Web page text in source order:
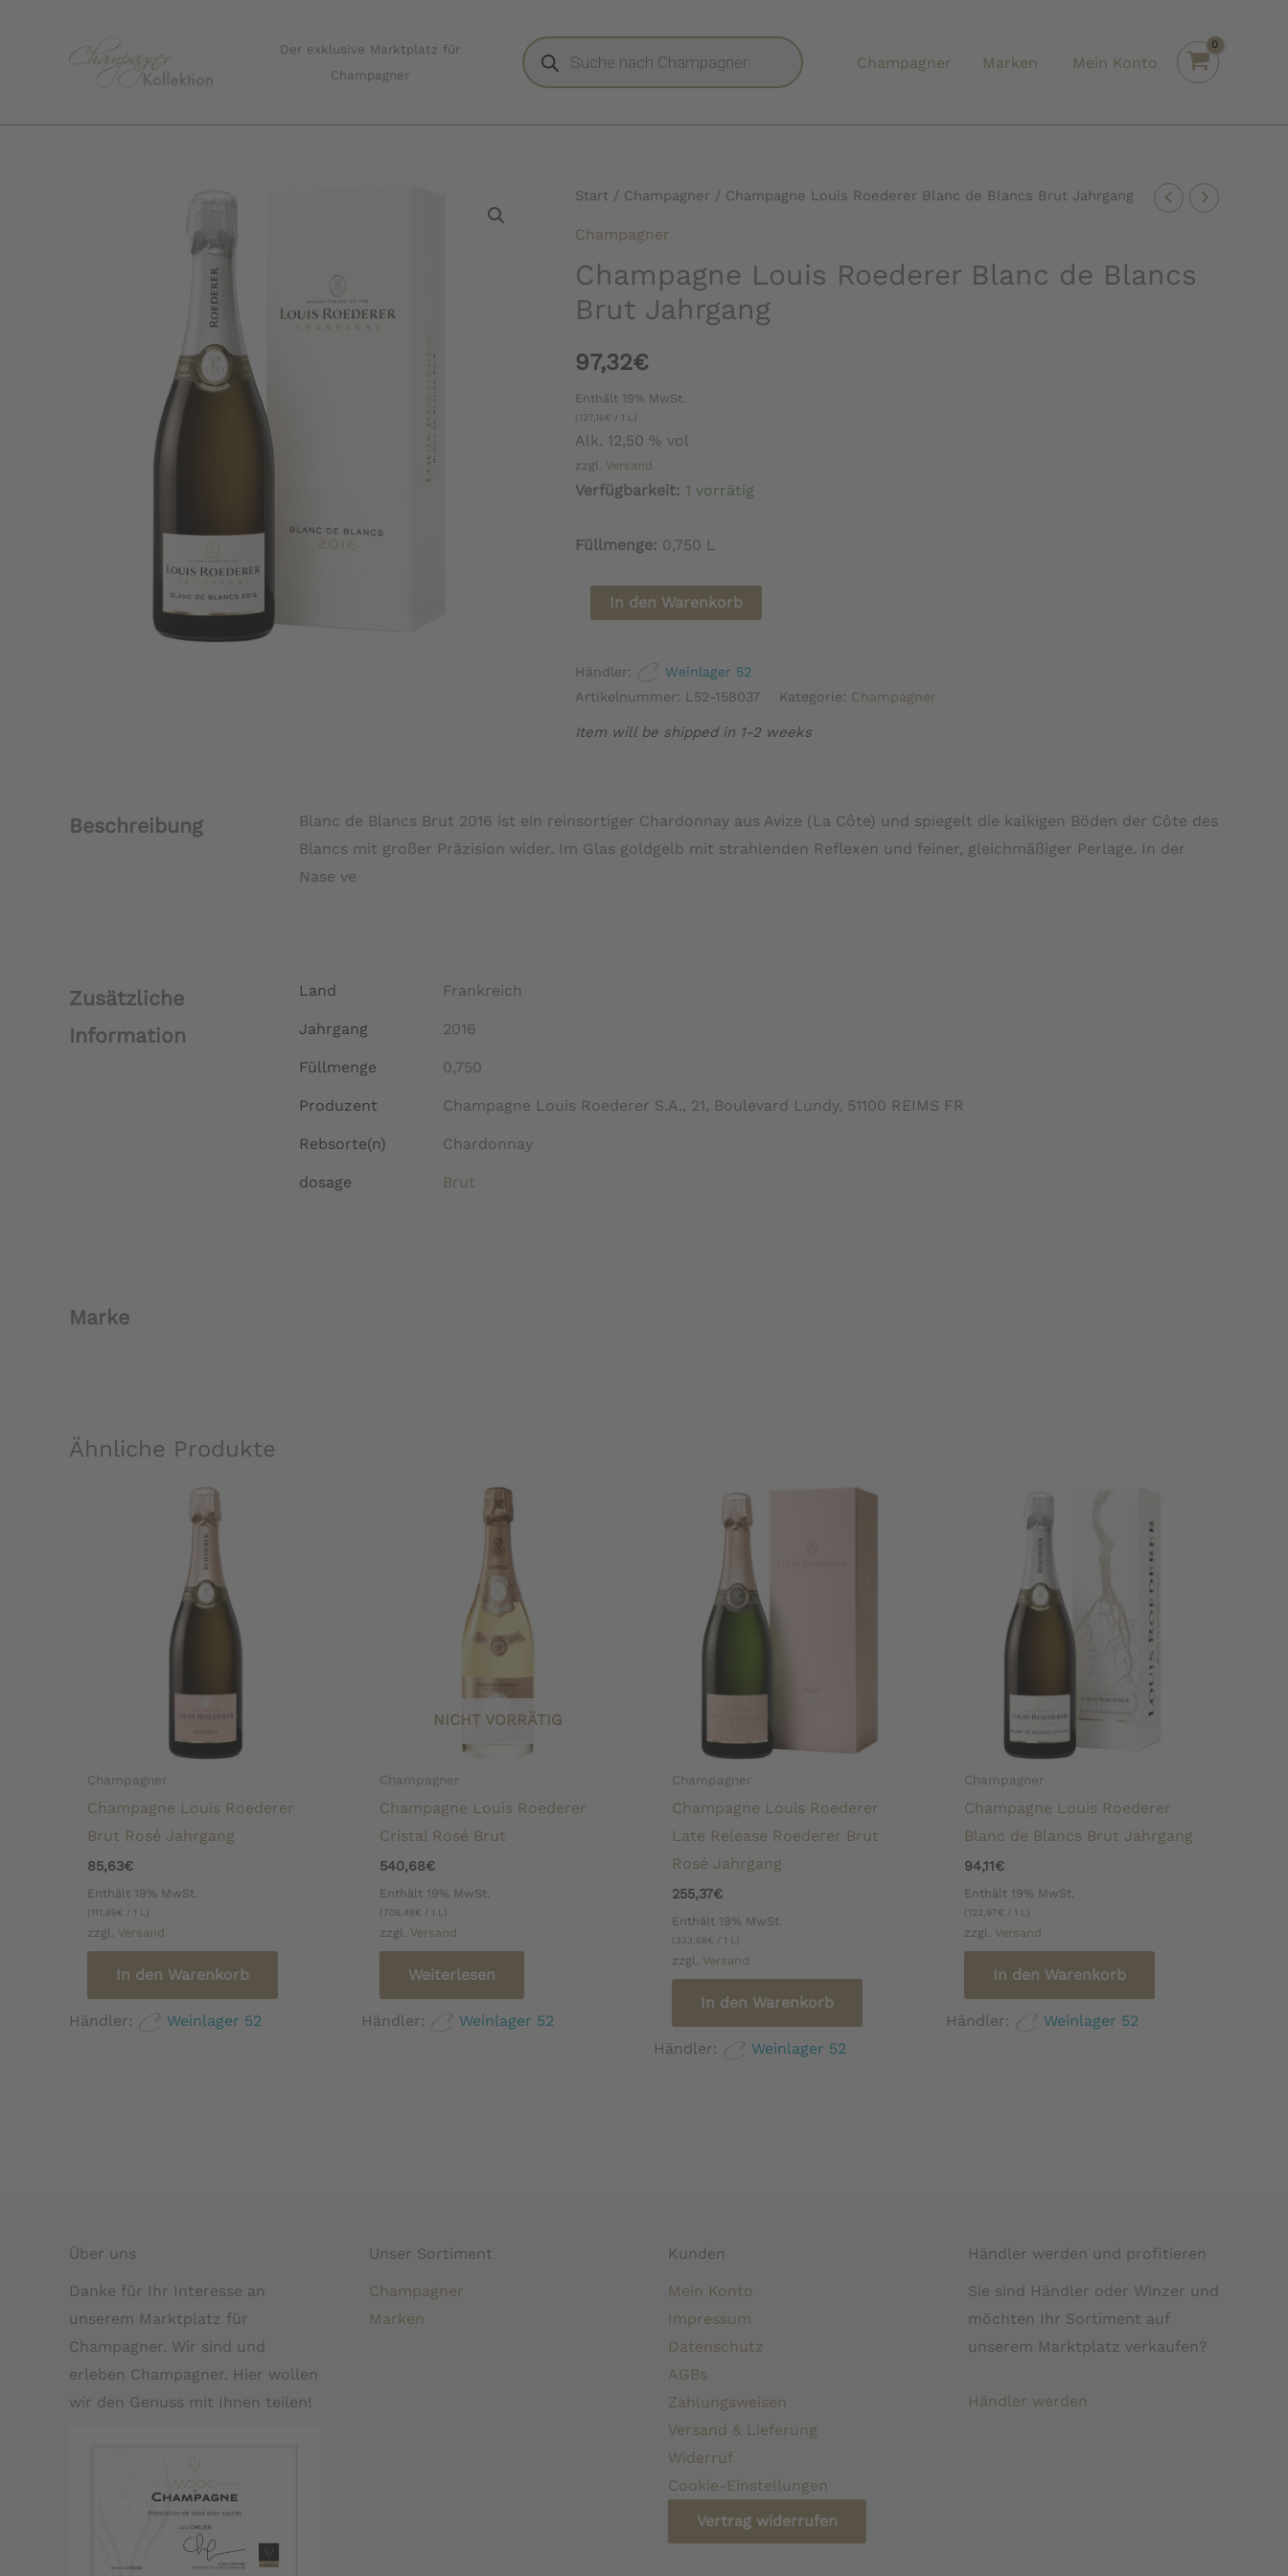
Der exklusive Marktplatz für
Champagner
Products
search
Champagner Marken Mein Konto
Start / Champagner / Champagne Louis Roederer Blanc de Blancs Brut Jahrgang
Champagner
Champagne Louis Roederer Blanc de Blancs
Brut Jahrgang
97,32€
Enthält 19% MwSt.
(127,16€ / 1 L)
Alk. 12,50 % vol
zzgl. Versand
Verfügbarkeit: 1 vorrätig
Füllmenge: 0,750 L
Champagne
Blanc
Blancs
Menge
In den Warenkorb
Händler:
Weinlager 52
Artikelnummer: L52-158037 Kategorie: Champagner
Item will be shipped in 1-2 weeks
Beschreibung
Blanc de Blancs Brut 2016 ist ein reinsortiger Chardonnay aus Avize (La Côte) und spiegelt die kalkigen Böden der Côte des
Blancs mit großer Präzision wider. Im Glas goldgelb mit strahlenden Reflexen und feiner, gleichmäßiger Perlage. In der
Nase ve
Zusätzliche
Information
Land Frankreich
Jahrgang 2016
Füllmenge 0,750
Produzent Champagne Louis Roederer S.A., 21, Boulevard Lundy, 51100 REIMS FR
Rebsorte(n) Chardonnay
dosage Brut
Marke
Ähnliche Produkte
Champagner
Champagne Louis Roederer
Brut Rosé Jahrgang
85,63€
Enthält 19% MwSt.
(111,89€ / 1 L)
zzgl. Versand
In den Warenkorb
Händler: Weinlager 52
NICHT VORRÄTIG
Champagner
Champagne Louis Roederer
Cristal Rosé Brut
540,68€
Enthält 19% MwSt.
( 706,49€ / 1 L)
zzgl. Versand
Weiterlesen
Händler: Weinlager 52
Champagner
Champagne Louis Roederer
Late Release Roederer Brut
Rosé Jahrgang
255,37€
Enthält 19% MwSt.
(333,68€ / 1 L)
zzgl. Versand
In den Warenkorb
Händler: Weinlager 52
Champagner
Champagne Louis Roederer
Blanc de Blancs Brut Jahrgang
94,11€
Enthält 19% MwSt.
(122,97€ / 1 L)
zzgl. Versand
In den Warenkorb
Händler: Weinlager 52
Über uns
Danke für Ihr Interesse an
unserem Marktplatz für
Champagner. Wir sind und
erleben Champagner. Hier wollen
wir den Genuss mit Ihnen teilen!
Unser Sortiment
Champagner
Marken
Kunden
Mein Konto
Impressum
Datenschutz
AGBs
Zahlungsweisen
Versand & Lieferung
Widerruf
Cookie-Einstellungen
Vertrag widerrufen
Händler werden und profitieren
Sie sind Händler oder Winzer und
möchten Ihr Sortiment auf
unserem Marktplatz verkaufen?
Händler werden